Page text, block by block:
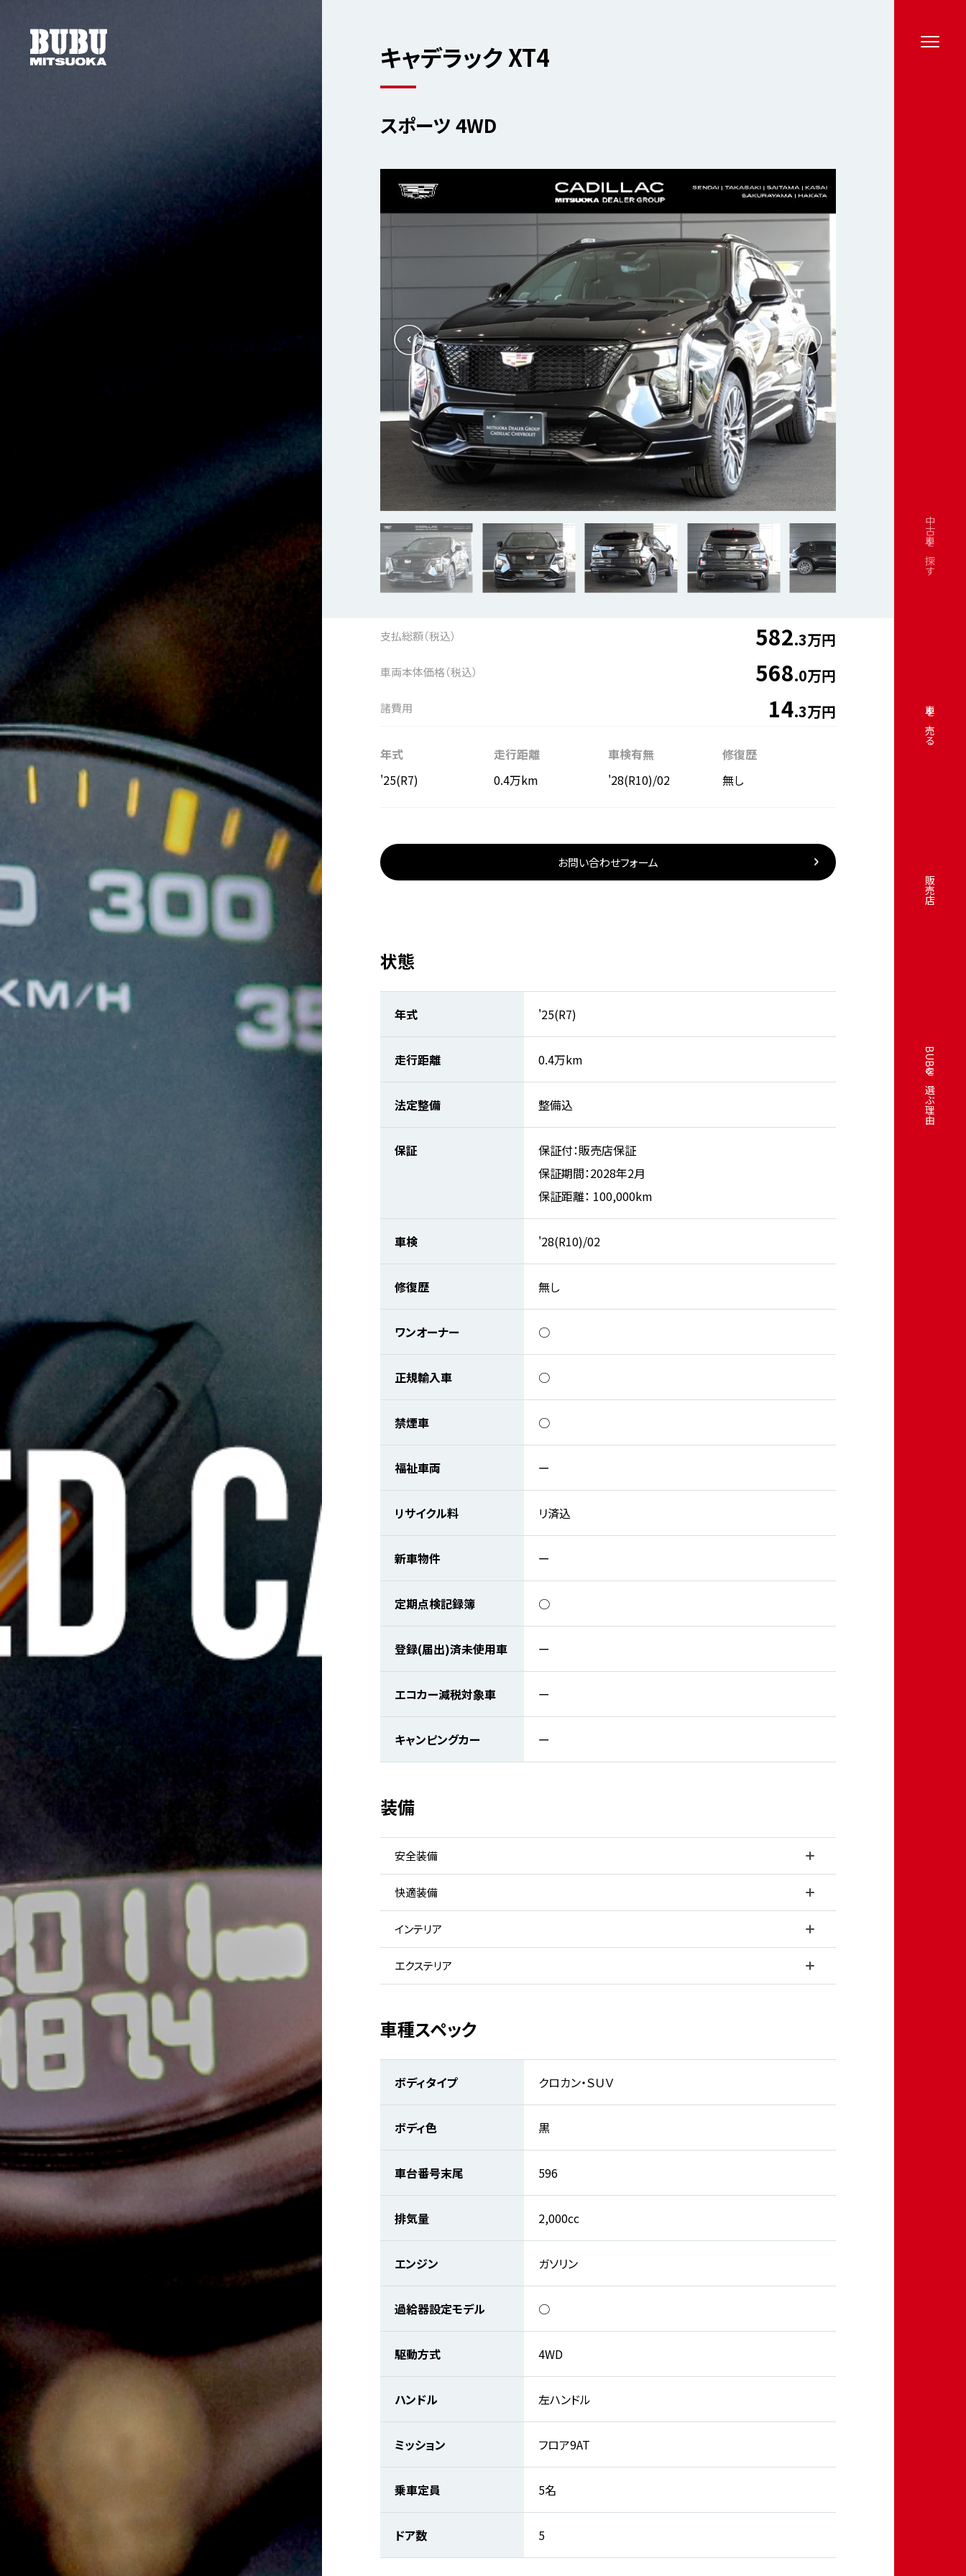
中古車を探す
車を売る
販売店
BUBUを選ぶ理由
キャデラック XT4
スポーツ 4WD
支払総額（税込） 582.3万円
車両本体価格（税込） 568.0万円
諸費用 14.3万円
年式
'25(R7)
走行距離
0.4万km
車検有無
'28(R10)/02
修復歴
無し
お問い合わせフォーム
状態
年式 '25(R7)
走行距離 0.4万km
法定整備 整備込
保証
保証付：販売店保証
保証期間：2028年2月
保証距離： 100,000km
車検 '28(R10)/02
修復歴 無し
ワンオーナー ○
正規輸入車 ○
禁煙車 ○
福祉車両 ー
リサイクル料 リ済込
新車物件 ー
定期点検記録簿 ○
登録(届出)済未使用車 ー
エコカー減税対象車 ー
キャンピングカー ー
装備
安全装備
快適装備
インテリア
エクステリア
車種スペック
ボディタイプ クロカン・ＳＵＶ
ボディ色 黒
車台番号末尾 596
排気量 2,000cc
エンジン ガソリン
過給器設定モデル ○
駆動方式 4WD
ハンドル 左ハンドル
ミッション フロア9AT
乗車定員 5名
ドア数 5